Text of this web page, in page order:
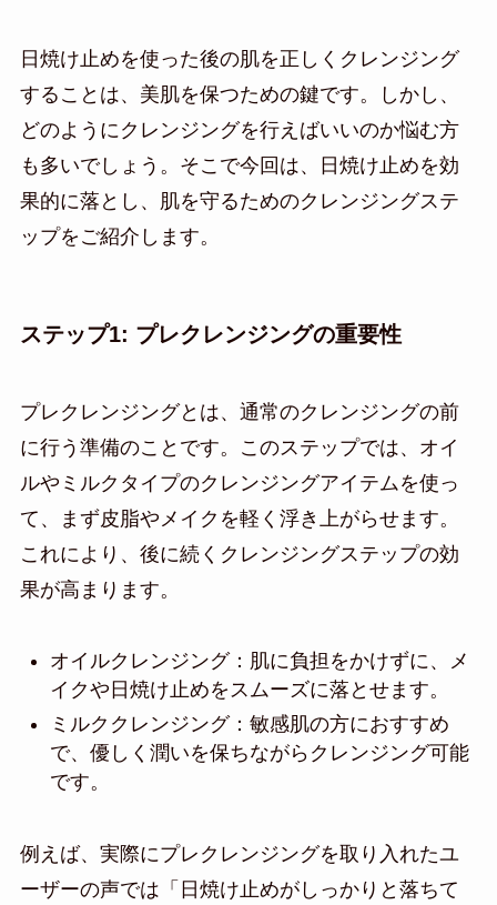
日焼け止めを使った後の肌を正しくクレンジング
することは、美肌を保つための鍵です。しかし、
どのようにクレンジングを行えばいいのか悩む方
も多いでしょう。そこで今回は、日焼け止めを効
果的に落とし、肌を守るためのクレンジングステ
ップをご紹介します。
ステップ1: プレクレンジングの重要性
プレクレンジングとは、通常のクレンジングの前
に行う準備のことです。このステップでは、オイ
ルやミルクタイプのクレンジングアイテムを使っ
て、まず皮脂やメイクを軽く浮き上がらせます。
これにより、後に続くクレンジングステップの効
果が高まります。
オイルクレンジング：肌に負担をかけずに、メ
イクや日焼け止めをスムーズに落とせます。
ミルククレンジング：敏感肌の方におすすめ
で、優しく潤いを保ちながらクレンジング可能
です。
例えば、実際にプレクレンジングを取り入れたユ
ーザーの声では「日焼け止めがしっかりと落ちて